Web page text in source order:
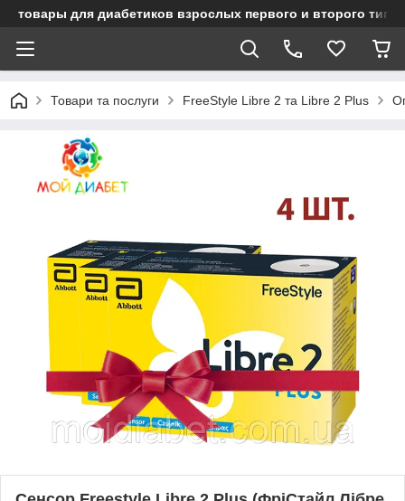
товары для диабетиков взрослых первого и второго типа
Товари та послуги FreeStyle Libre 2 та Libre 2 Plus